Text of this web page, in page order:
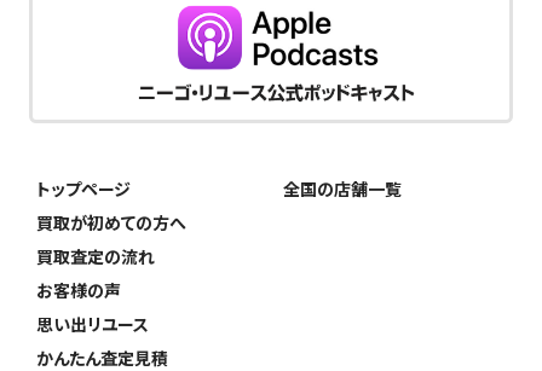
トップページ
買取が初めての方へ
買取査定の流れ
お客様の声
思い出リユース
かんたん査定見積
全国の店舗一覧